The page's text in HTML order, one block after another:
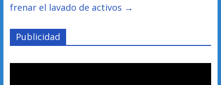
frenar el lavado de activos →
Publicidad